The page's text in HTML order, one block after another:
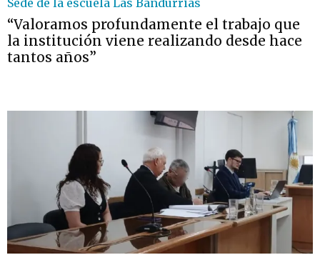
Sede de la escuela Las Bandurrias
“Valoramos profundamente el trabajo que
la institución viene realizando desde hace
tantos años”